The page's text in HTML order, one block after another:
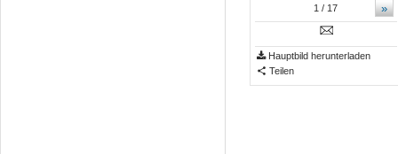
»
1 / 17
Hauptbild herunterladen
Teilen